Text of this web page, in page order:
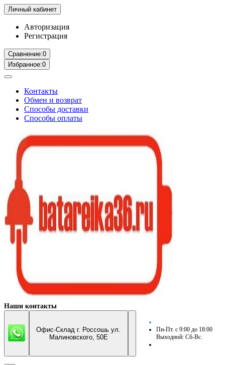
Личный кабинет
Авторизация
Регистрация
Сравнение:0
Избранное:0
Контакты
Обмен и возврат
Способы доставки
Способы оплаты
Наши контакты
Офис-Склад г. Россошь ул.
Малиновского, 50Е
Пн-Пт. с 9:00 до 18:00
Выходной: Сб-Вс.